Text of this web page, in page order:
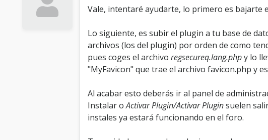
Vale, intentaré ayudarte, lo primero es bajarte
Lo siguiente, es subir el plugin a tu base de
archivos (los del plugin) por orden de como
pues coges el archivo regsecureq.lang.phpy lo
"MyFavicon" que trae el archivo favicon.php y
Al acabar esto deberás ir al panel de
Instalar oActivar Plugin/Activar Pluginsuelen
instales ya estará funcionando en el foro.